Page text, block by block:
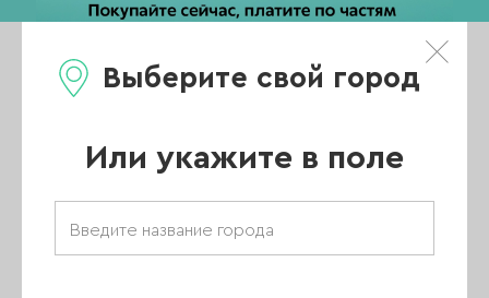
Выберите свой город
Или укажите в поле
Каталог
Главная/
Каталог/
Lovely гели/